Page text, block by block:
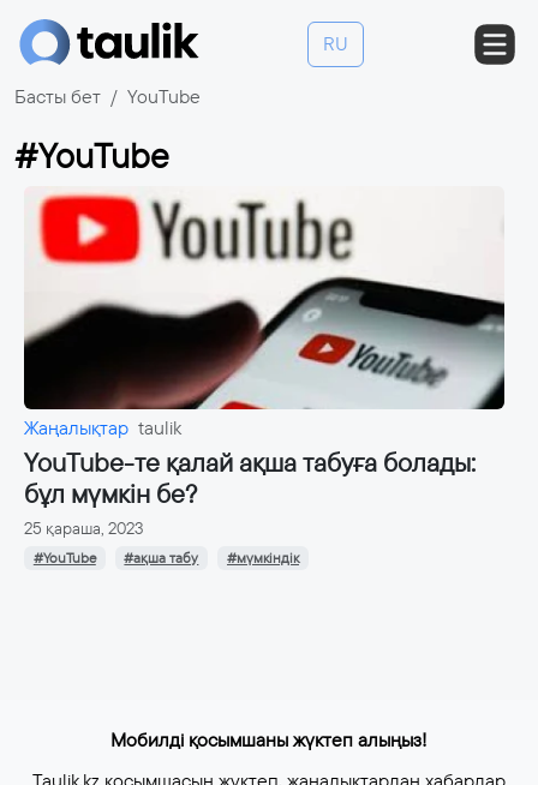
RU
Басты бет YouTube
#YouTube
Жаңалықтар taulik
YouTube-те қалай ақша табуға болады:
бұл мүмкін бе?
25 қараша, 2023
#YouTube #ақша табу #мүмкіндік
Мобилді қосымшаны жүктеп алыңыз!